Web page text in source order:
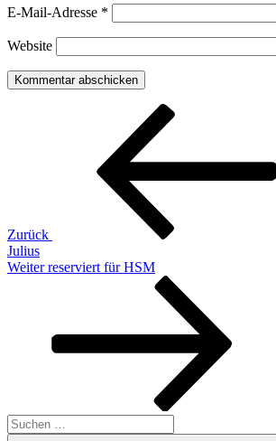
E-Mail-Adresse *
Website
Beitragsnavigation
Zurück
Julius
Nächster
Weiter reserviert für HSM
Suchen
nach: